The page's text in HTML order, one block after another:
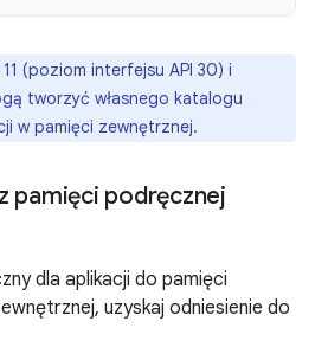
(poziom interfejsu API 30) i
tworzyć własnego katalogu
w pamięci zewnętrznej.
pamięci podręcznej
dla aplikacji do pamięci
uzyskaj odniesienie do